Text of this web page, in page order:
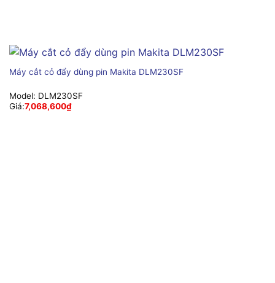
Máy cắt cỏ đẩy dùng pin Makita DLM230SF
Model: DLM230SF
Giá:7,068,600₫